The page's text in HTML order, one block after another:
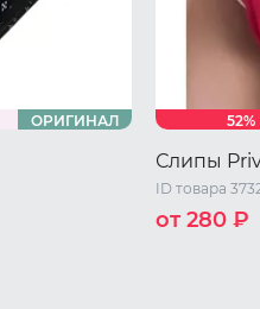
ОРИГИНАЛ 52%
Слипы
ID товара
от 280 ₽